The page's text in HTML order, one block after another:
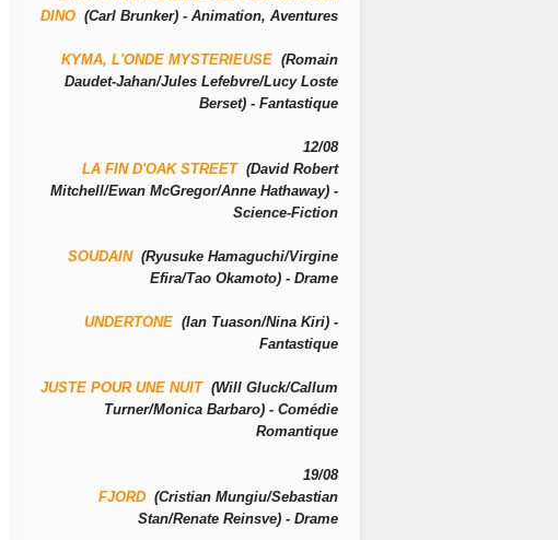
DINO (Carl Brunker) - Animation, Aventures
KYMA, L'ONDE MYSTERIEUSE (Romain
Daudet-Jahan/Jules Lefebvre/Lucy Loste
Berset) - Fantastique
12/08
LA FIN D'OAK STREET(David Robert
Mitchell/Ewan McGregor/Anne Hathaway) -
Science-Fiction
SOUDAIN(Ryusuke Hamaguchi/Virgine
Efira/Tao Okamoto) - Drame
UNDERTONE (Ian Tuason/Nina Kiri) -
Fantastique
JUSTE POUR UNE NUIT(Will Gluck/Callum
Turner/Monica Barbaro) - Comédie
Romantique
19/08
FJORD (Cristian Mungiu/Sebastian
Stan/Renate Reinsve) - Drame